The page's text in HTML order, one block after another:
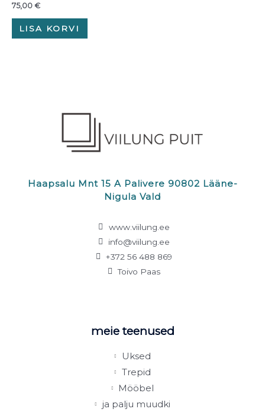
75,00 €
LISA KORVI
Haapsalu Mnt 15 A Palivere 90802 Lääne-
Nigula Vald
www.viilung.ee
info@viilung.ee
+372 56 488 869
Toivo Paas
meie teenused
Uksed
Trepid
Mööbel
ja palju muudki